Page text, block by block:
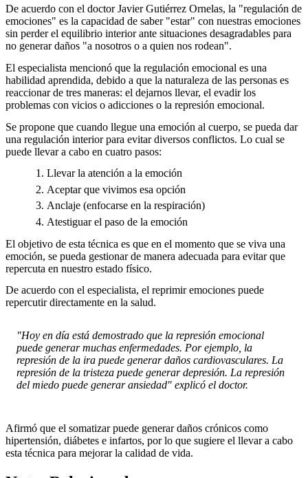
De acuerdo con el doctor Javier Gutiérrez Ornelas, la "regulación de
emociones" es la capacidad de saber "estar" con nuestras emociones
sin perder el equilibrio interior ante situaciones desagradables para
no generar daños "a nosotros o a quien nos rodean".
El especialista mencionó que la regulación emocional es una
habilidad aprendida, debido a que la naturaleza de las personas es
reaccionar de tres maneras: el dejarnos llevar, el evadir los
problemas con vicios o adicciones o la represión emocional.
Se propone que cuando llegue una emoción al cuerpo, se pueda dar
una regulación interior para evitar diversos conflictos. Lo cual se
puede llevar a cabo en cuatro pasos:
Llevar la atención a la emoción
Aceptar que vivimos esa opción
Anclaje (enfocarse en la respiración)
Atestiguar el paso de la emoción
El objetivo de esta técnica es que en el momento que se viva una
emoción, se pueda gestionar de manera adecuada para evitar que
repercuta en nuestro estado físico.
De acuerdo con el especialista, el reprimir emociones puede
repercutir directamente en la salud.
"Hoy en día está demostrado que la represión emocional
puede generar muchas enfermedades. Por ejemplo, la
represión de la ira puede generar daños cardiovasculares. La
represión de la tristeza puede generar depresión. La represión
del miedo puede generar ansiedad" explicó el doctor.
Afirmó que el somatizar puede generar daños crónicos como
hipertensión, diábetes e infartos, por lo que sugiere el llevar a cabo
esta técnica para mejorar la calidad de vida.